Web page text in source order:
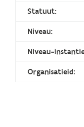
Statuut:
Niveau:
Niveau-
Organisatieid: